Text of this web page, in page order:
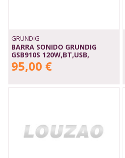
GRUNDIG
BARRA SONIDO GRUNDIG
GSB910S 120W,BT,USB,
95,00 €